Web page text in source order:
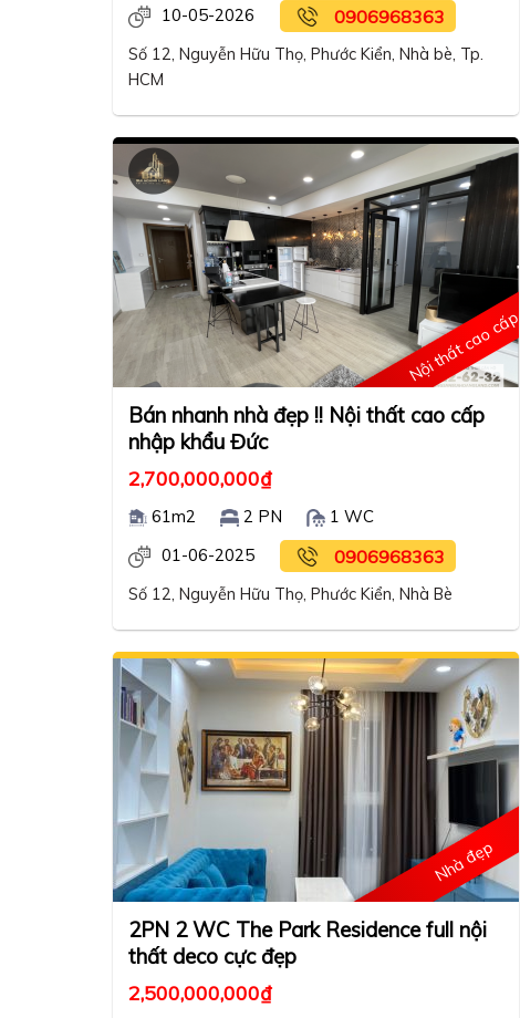
10-05-2026
0906968363
Số 12, Nguyễn Hữu Thọ, Phước Kiển, Nhà bè, Tp.
HCM
Nội thất cao cấp
Bán nhanh nhà đẹp !! Nội thất cao cấp
nhập khẩu Đức
2,700,000,000₫
61m2 2 PN
1 WC
01-06-2025
0906968363
Số 12, Nguyễn Hữu Thọ, Phước Kiển, Nhà Bè
Nhà đẹp
2PN 2 WC The Park Residence full nội
thất deco cực đẹp
2,500,000,000₫